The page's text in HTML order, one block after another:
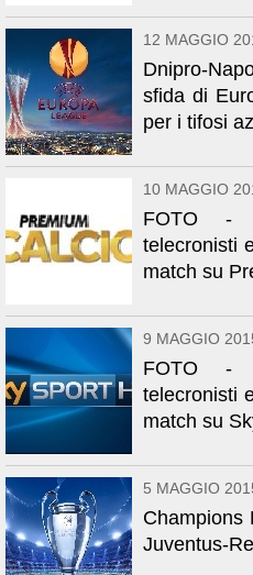
12 MAGGIO
Dnipro-
sfida di
per i tifosi
10 MAGGIO
FOTO -
telecronisti
match su
9 MAGGIO
FOTO -
telecronisti
match su
5 MAGGIO
Champions
Juventus-